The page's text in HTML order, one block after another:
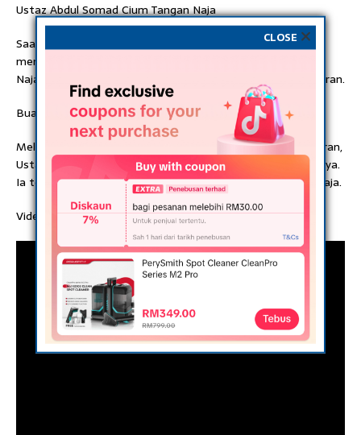
Ustaz Abdul Somad Cium Tangan Naja
Saat pertama kali datang, Ustaz Abdul Somad tampak
mencium tangan Naja. Ia terlihat senang bertemu dengan
Naja yang memiliki semangat tinggi dalam menghafal Alquran.
Buat Ustaz Abdul Somad Terharu
Melihat semangat Naja yang tinggi dalam menghafal Alquran,
Ustaz Abdul Somad tampak tak dapat menahan air matanya.
Ia terlihat menyeka air matanya saat berada di samping Naja.
Video:
CLOSE